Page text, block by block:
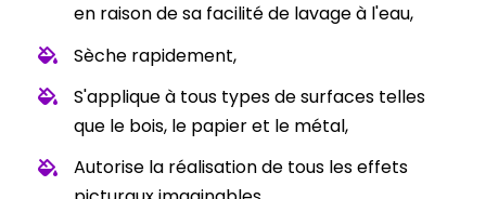
en raison de sa facilité de lavage à l'eau,
Sèche rapidement,
S'applique à tous types de surfaces telles
que le bois, le papier et le métal,
Autorise la réalisation de tous les effets